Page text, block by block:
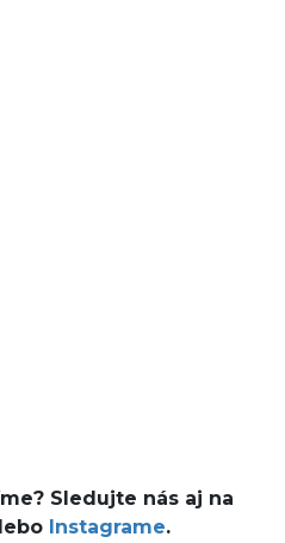
Sledujte nás aj na
Instagrame.